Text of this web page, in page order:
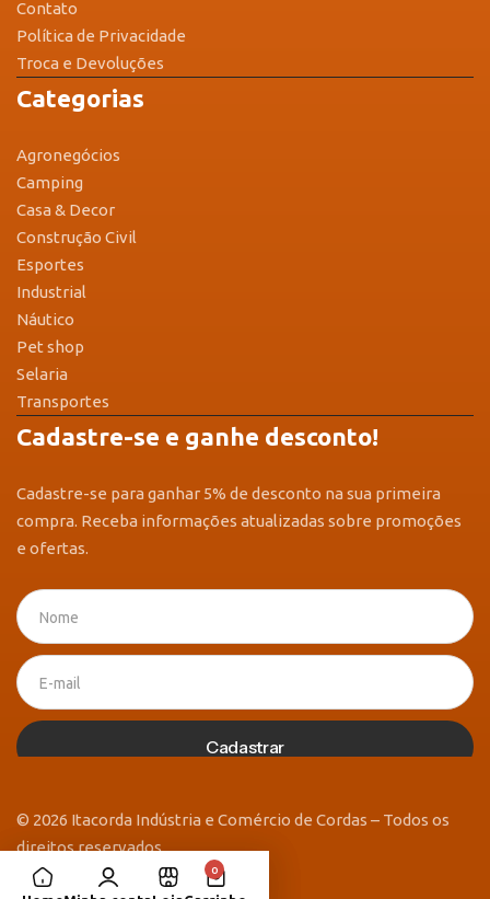
Contato
Política de Privacidade
Troca e Devoluções
Categorias
Agronegócios
Camping
Casa & Decor
Construção Civil
Esportes
Industrial
Náutico
Pet shop
Selaria
Transportes
Cadastre-se e ganhe desconto!
Cadastre-se para ganhar 5% de desconto na sua primeira
compra. Receba informações atualizadas sobre promoções
e ofertas.
Cadastrar
© 2026 Itacorda Indústria e Comércio de Cordas – Todos os
direitos reservados
0